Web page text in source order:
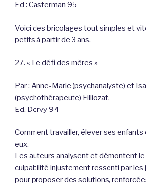
Ed : Casterman 95
Voici des bricolages tout simples et
petits à partir de 3 ans.
27. « Le défi des mères »
Par : Anne-Marie (psychanalyste) et
(psychothérapeute) Filliozat,
Ed. Dervy 94
Comment travailler, élever ses enfants
eux.
Les auteurs analysent et démontent
culpabilité injustement ressenti par les
pour proposer des solutions,